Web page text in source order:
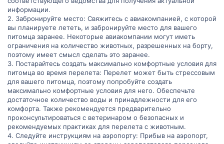
информации.
2. Забронируйте место: Свяжитесь с авиакомпанией, с которой
вы планируете лететь, и забронируйте место для вашего
питомца заранее. Некоторые авиакомпании могут иметь
ограничения на количество животных, разрешенных на борту,
поэтому имеет смысл сделать это заранее.
3. Постарайтесь создать максимально комфортные условия для
питомца во время перелета: Перелет может быть стрессовым
для вашего питомца, поэтому попробуйте создать
максимально комфортные условия для него. Обеспечьте
достаточное количество воды и принадлежности для его
комфорта. Также рекомендуется предварительно
проконсультироваться с ветеринаром о безопасных и
рекомендуемых практиках для перелета с животным.
4. Следуйте инструкциям на аэропорту: Прибыв на аэропорт,